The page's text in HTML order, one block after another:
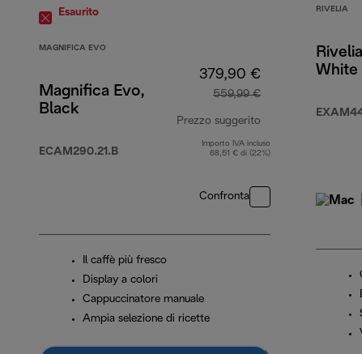
originale 1149,90 €
Esaurito
MAGNIFICA EVO
Magnifica Evo,
Black
ECAM290.21.B
379,90 €
559,99 €
Prezzo suggerito
prezzo originale
Importo IVA incluso
68,51 € di (22%)
Confronta
Il caffè più fresco
Display a colori
Cappuccinatore manuale
Ampia selezione di ricette
RIVELIA
White